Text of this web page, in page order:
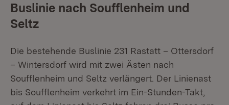
Buslinie nach Soufflenheim und
Seltz
Die bestehende Buslinie 231 Rastatt – Ottersdorf
– Wintersdorf wird mit zwei Ästen nach
Soufflenheim und Seltz verlängert. Der Linienast
bis Soufflenheim verkehrt im Ein-Stunden-Takt,